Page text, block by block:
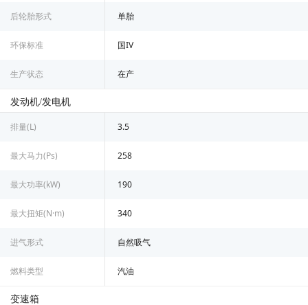
后轮胎形式 单胎
环保标准 国IV
生产状态 在产
发动机/发电机
排量(L) 3.5
最大马力(Ps) 258
最大功率(kW) 190
最大扭矩(N·m) 340
进气形式 自然吸气
燃料类型 汽油
变速箱